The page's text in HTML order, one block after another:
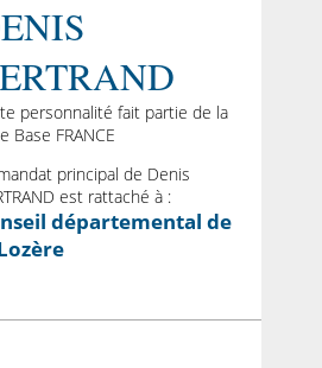
personnalité fait partie de la
Base FRANCE
principal de Denis
est rattaché à :
départemental de